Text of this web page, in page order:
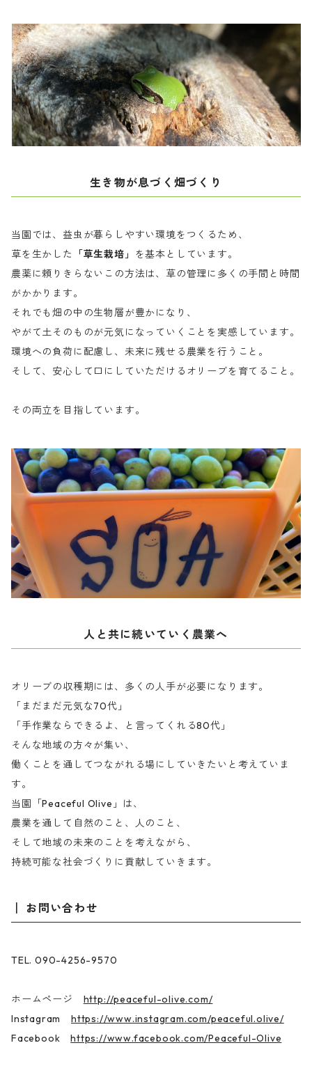
生き物が息づく畑づくり
当園では、益虫が暮らしやすい環境をつくるため、
草を生かした
「草生栽培」 を基本としています。
農薬に頼りきらないこの方法は、草の管理に多くの手間と時間
がかかります。
それでも畑の中の生物層が豊かになり、
やがて土そのものが元気になっていくことを実感しています。
環境への負荷に配慮し、未来に残せる農業を行うこと。
そして、安心して口にしていただけるオリーブを育てること。
その両立を目指しています。
人と共に続いていく農業へ
オリーブの収穫期には、多くの人手が必要になります。
「まだまだ元気な70代」
「手作業ならできるよ、と言ってくれる80代」
そんな地域の方々が集い、
働くことを通してつながれる場にしていきたいと考えていま
す。
当園「Peaceful Olive」は、
農業を通して自然のこと、人のこと、
そして地域の未来のことを考えながら、
持続可能な社会づくりに貢献していきます。
お問い合わせ
TEL. 090-4256-9570
ホームページ http://peaceful-olive.com/
Instagram https://www.instagram.com/peaceful.olive/
Facebookhttps://www.facebook.com/Peaceful-Olive